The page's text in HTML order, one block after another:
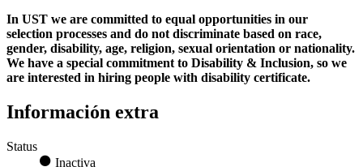
In UST we are committed to equal opportunities in our
selection processes and do not discriminate based on race,
gender, disability, age, religion, sexual orientation or nationality.
We have a special commitment to Disability & Inclusion, so we
are interested in hiring people with disability certificate.
Información extra
Status
Inactiva